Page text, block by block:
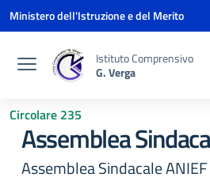
Vai ai contenuti
Vai al menu di navigazione
Vai al footer
Ministero dell'Istruzione e del Merito
Istituto Comprensivo
G. Verga
Circolare 235
Assemblea
Assemblea Sindacale ANIEF